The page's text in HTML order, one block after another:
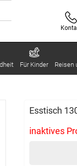
Für Kinder Reisen
Esstisch
inaktives